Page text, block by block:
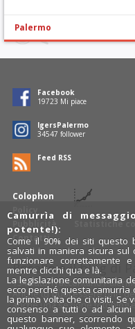
Palermo
Colophon
Policy
Pubblicità
Contatti
Statistiche
Facebook
19797 Mi piace
IgersPalermo
34678 follower
Feed RSS
Rosalio è il blog di
754 autoriraccontano
Anche tu puoi essere uno
anche una sezionefotoblog
Camurrìa di
potente!):
Come il 90% dei siti questo
salvati in maniera sicura
funzionare correttamente
mentre clicchi qua e là.
La legislazione comunitaria
ecco perché questa
la prima volta che ci visiti. Se
consenso a tutti o ad alcuni
questo banner, scorrendo